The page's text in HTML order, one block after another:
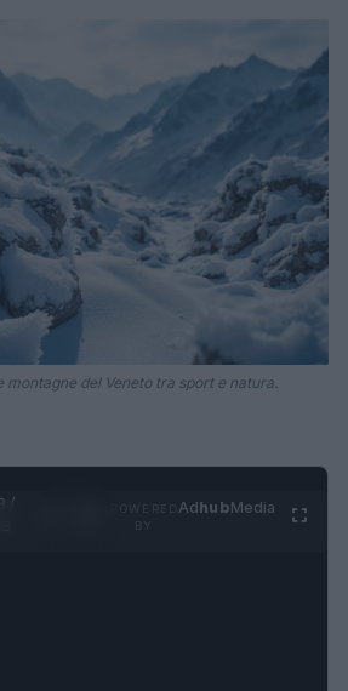
montagne del Veneto tra sport e natura.
/
AdhubMedia